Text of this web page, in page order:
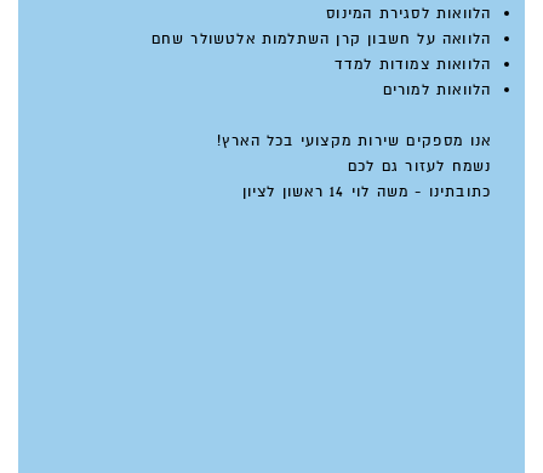
הלוואות לסגירת המינוס
הלוואה על חשבון קרן השתלמות אלטשולר שחם
הלוואות צמודות למדד
הלוואות למורים
אנו מספקים שירות מקצועי בכל הארץ!
נשמח לעזור גם לכם
כתובתינו - משה לוי 14 ראשון לציון